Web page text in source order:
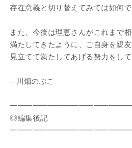
存在意義と切り替えてみては如何で
また、今後は理恵さんがこれまで
満たしてきたように、ご自身を親友
見立てて満たしてあげる努力をして
– 川畑のぶこ
◎編集後記